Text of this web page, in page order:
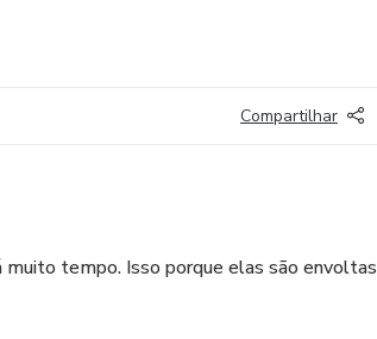
Compartilhar
muito tempo. Isso porque elas são envoltas